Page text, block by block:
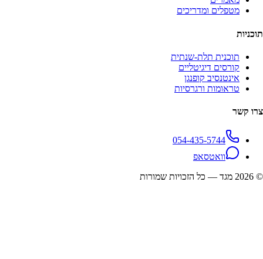
מטפלים ומדריכים
תוכניות
תוכנית תלת-שנתית
קורסים דיגיטליים
אינטנסיב קופנגן
טראומות ורגרסיות
צרו קשר
054-435-5744
וואטסאפ
©
2026 מגד — כל הזכויות שמורות